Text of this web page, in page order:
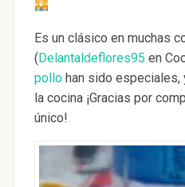
Es un clásico en muchas
( Delantaldeflores95 en
pollo han sido especiales,
la cocina ¡Gracias por
único!